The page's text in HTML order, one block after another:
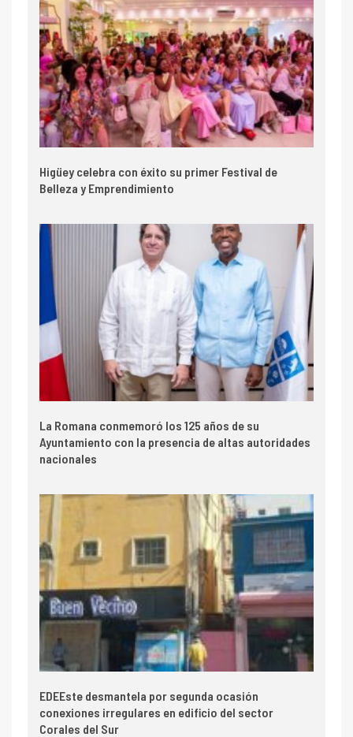
Higüey celebra con éxito su primer Festival de
Belleza y Emprendimiento
La Romana conmemoró los 125 años de su
Ayuntamiento con la presencia de altas autoridades
nacionales
EDEEste desmantela por segunda ocasión
conexiones irregulares en edificio del sector
Corales del Sur